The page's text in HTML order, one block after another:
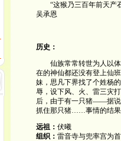
“这猴乃三百年前天产
吴承恩
历史：
仙族常常转世为人以体
在的神仙都还没有登上仙
妹，思凡下界找了个姓杨
辱，设下风、火、雷三灾
后，由于有一只猪――据
抓住那只猪……事情的结果
远祖： 伏曦
组织： 雷音寺与兜率宫为